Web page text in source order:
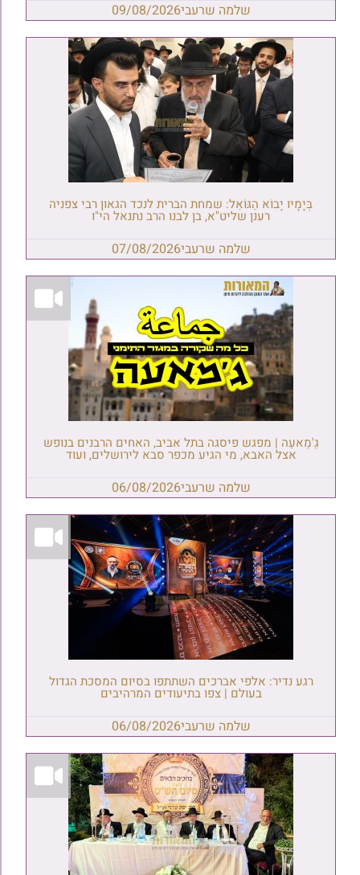
שלמה שרעבי09/08/2026
בְּיָמָיו יָבוֹא הַגּוֹאֵל: שמחת הברית לנכד הגאון רבי צפניה
רענן שליט"א, בן לבנו הרב נתנאל הי"ו
שלמה שרעבי07/08/2026
גַ'מַאעַה | מפגש פיסגה בתל אביב, האחים הרבנים בנופש
אצל האבא, מי הגיע מכפר סבא לירושלים, ועוד
שלמה שרעבי06/08/2026
רגע נדיר: אלפי אברכים השתתפו בסיום המסכת הגדול
בעולם | צפו בתיעודים המרהיבים
שלמה שרעבי06/08/2026